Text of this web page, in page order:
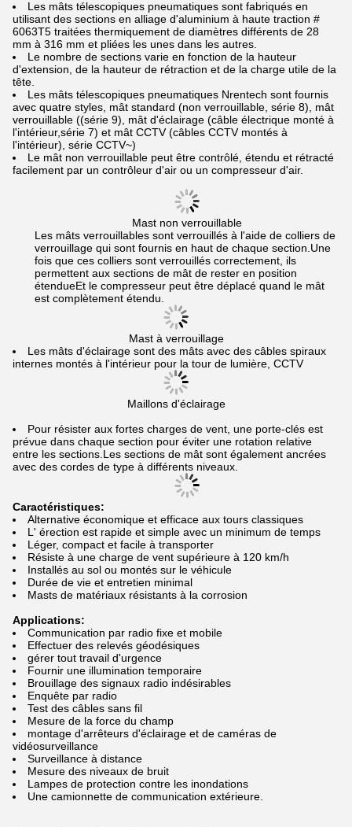
Les mâts télescopiques pneumatiques sont fabriqués en
utilisant des sections en alliage d'aluminium à haute traction #
6063T5 traitées thermiquement de diamètres différents de 28
mm à 316 mm et pliées les unes dans les autres.
Le nombre de sections varie en fonction de la hauteur
d'extension, de la hauteur de rétraction et de la charge utile de la
tête.
Les mâts télescopiques pneumatiques Nrentech sont fournis
avec quatre styles, mât standard (non verrouillable, série 8), mât
verrouillable ((série 9), mât d'éclairage (câble électrique monté à
l'intérieur,série 7) et mât CCTV (câbles CCTV montés à
l'intérieur), série CCTV~)
Le mât non verrouillable peut être contrôlé, étendu et rétracté
facilement par un contrôleur d'air ou un compresseur d'air.
Mast non verrouillable
Les mâts verrouillables sont verrouillés à l'aide de colliers de
verrouillage qui sont fournis en haut de chaque section.Une
fois que ces colliers sont verrouillés correctement, ils
permettent aux sections de mât de rester en position
étendueEt le compresseur peut être déplacé quand le mât
est complètement étendu.
Mast à verrouillage
Les mâts d'éclairage sont des mâts avec des câbles spiraux
internes montés à l'intérieur pour la tour de lumière, CCTV
Maillons d'éclairage
Pour résister aux fortes charges de vent, une porte-clés est
prévue dans chaque section pour éviter une rotation relative
entre les sections.Les sections de mât sont également ancrées
avec des cordes de type à différents niveaux.
Caractéristiques:
Alternative économique et efficace aux tours classiques
L' érection est rapide et simple avec un minimum de temps
Léger, compact et facile à transporter
Résiste à une charge de vent supérieure à 120 km/h
Installés au sol ou montés sur le véhicule
Durée de vie et entretien minimal
Masts de matériaux résistants à la corrosion
Applications:
Communication par radio fixe et mobile
Effectuer des relevés géodésiques
gérer tout travail d'urgence
Fournir une illumination temporaire
Brouillage des signaux radio indésirables
Enquête par radio
Test des câbles sans fil
Mesure de la force du champ
montage d'arrêteurs d'éclairage et de caméras de
vidéosurveillance
Surveillance à distance
Mesure des niveaux de bruit
Lampes de protection contre les inondations
Une camionnette de communication extérieure.